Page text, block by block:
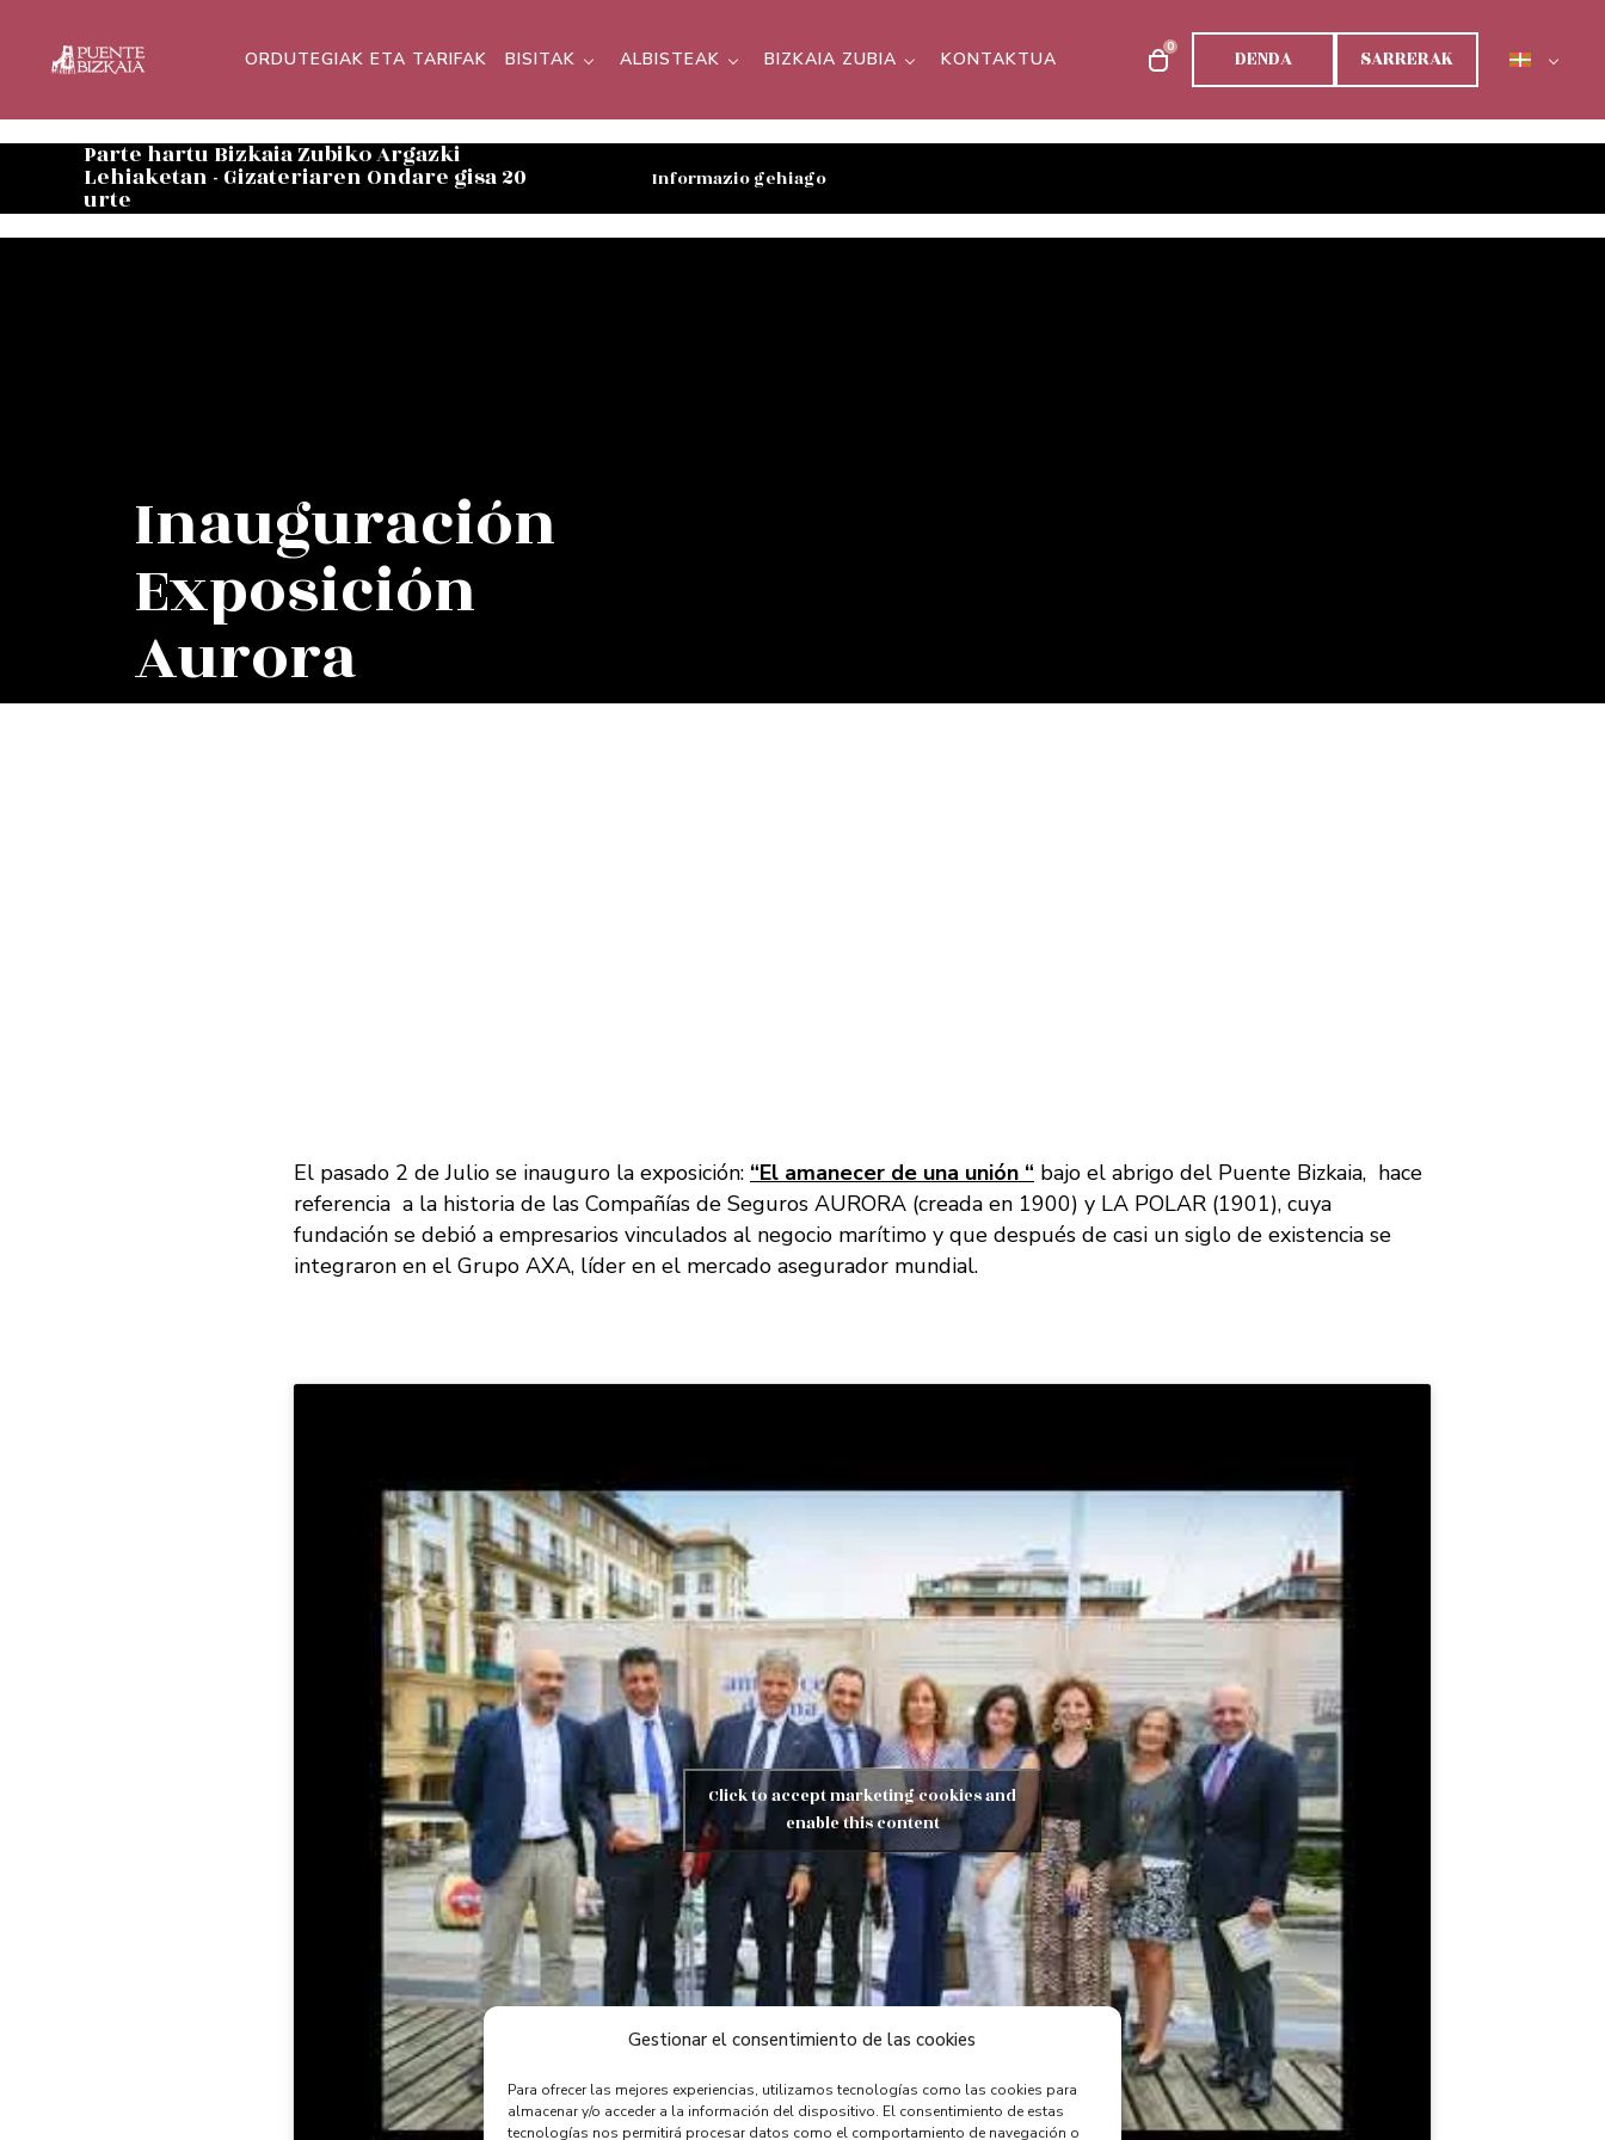
Gestionar el consentimiento de las cookies
Para ofrecer las mejores experiencias, utilizamos tecnologías como las cookies para
almacenar y/o acceder a la información del dispositivo. El consentimiento de estas
tecnologías nos permitirá procesar datos como el comportamiento de navegación o
ORDUTEGIAK ETA TARIFAK BISITAK ALBISTEAK BIZKAIA ZUBIA KONTAKTUA
0 DENDA SARRERAK
Parte hartu Bizkaia Zubiko Argazki
Lehiaketan - Gizateriaren Ondare gisa 20
urte
Informazio gehiago
Inauguración
Exposición
Aurora
El pasado 2 de Julio se inauguro la exposición: “El amanecer de una unión “ bajo el abrigo del Puente Bizkaia, hace
referencia a la historia de las Compañías de Seguros AURORA (creada en 1900) y LA POLAR (1901), cuya
fundación se debió a empresarios vinculados al negocio marítimo y que después de casi un siglo de existencia se
integraron en el Grupo AXA, líder en el mercado asegurador mundial.
Click to accept marketing cookies and
enable this content